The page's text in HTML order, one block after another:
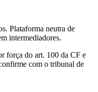
Plataforma neutra de
intermediadores.
força do art. 100 da CF e
com o tribunal de